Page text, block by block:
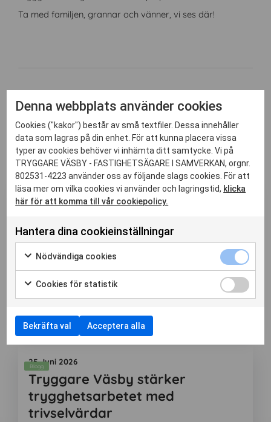
Ta med familjen, grannar och vänner, vi ses där!
Relaterade nyheter
03 Juli 2026
Vi vårdar kabelskåpskonsten –
hållbar förvaltning i praktiken
I sommar har Tryggare Väsby valt att fokusera på
att ta hand om kabelskåpsmålningarna som redan
finns - istället för att skapa nya. Det är ett medvetet
vägval: hållbar platsutveckling handlar också om
skötsel, kvalitet och långsiktighet. Där folien sl...
Call to action
Blogg
25 Juni 2026
Tryggare Väsby stärker
trygghetsarbetet med
trivselvärdar
Denna webbplats använder cookies
Cookies ("kakor") består av små textfiler. Dessa innehåller
data som lagras på din enhet. För att kunna placera vissa
typer av cookies behöver vi inhämta ditt samtycke. Vi på
TRYGGARE VÄSBY - FASTIGHETSÄGARE I SAMVERKAN, orgnr.
802531-4223 använder oss av följande slags cookies. För att
läsa mer om vilka cookies vi använder och lagringstid, klicka
här för att komma till vår cookiepolicy.
Hantera dina cookieinställningar
Nödvändiga cookies
Cookies för statistik
Bekräfta val Acceptera alla